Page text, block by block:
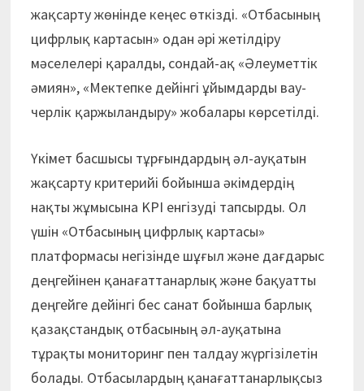
жақсарту жөнінде кеңес өткізді. «Отбасының
цифрлық картасын» одан әрі жетілдіру
мәселелері қаралды, сондай-ақ «Әлеуметтік
әмиян», «Мектепке дейінгі ұйымдарды вау­
черлік қаржыландыру» жобалары көрсетілді.
Үкімет басшысы тұрғындардың әл-ауқатын
жақсарту критерийі бойынша әкімдердің
нақты жұмысына KPI енгізуді тапсырды. Ол
үшін «Отбасының цифрлық картасы»
платформасы негізінде шұғыл және дағдарыс
деңгейінен қанағаттанарлық және бақуатты
деңгейге дейінгі бес санат бойынша барлық
қазақстандық отбасының әл-ауқатына
тұрақты мониторинг пен талдау жүргізілетін
болады. Отбасылардың қанағаттанарлықсыз